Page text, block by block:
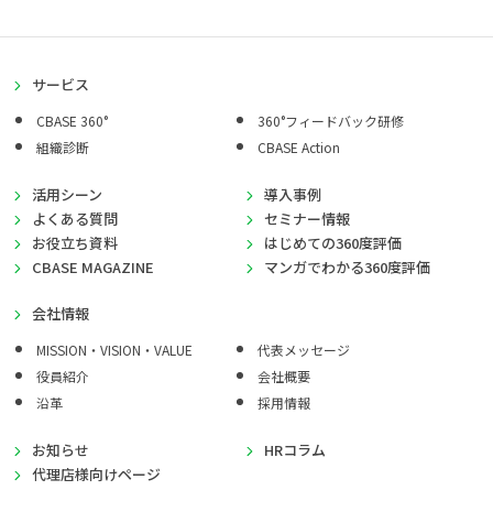
サービス
CBASE 360°
360°フィードバック研修
組織診断
CBASE Action
活用シーン
導入事例
よくある質問
セミナー情報
お役立ち資料
はじめての360度評価
CBASE MAGAZINE
マンガでわかる360度評価
会社情報
MISSION・VISION・VALUE
代表メッセージ
役員紹介
会社概要
沿革
採用情報
お知らせ
HRコラム
代理店様向けページ